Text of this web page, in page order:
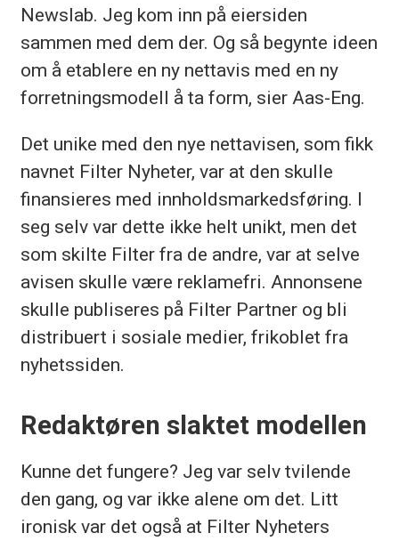
Newslab. Jeg kom inn på eiersiden
sammen med dem der. Og så begynte ideen
om å etablere en ny nettavis med en ny
forretningsmodell å ta form, sier Aas-Eng.
Det unike med den nye nettavisen, som fikk
navnet Filter Nyheter, var at den skulle
finansieres med innholdsmarkedsføring. I
seg selv var dette ikke helt unikt, men det
som skilte Filter fra de andre, var at selve
avisen skulle være reklamefri. Annonsene
skulle publiseres på Filter Partner og bli
distribuert i sosiale medier, frikoblet fra
nyhetssiden.
Redaktøren slaktet modellen
Kunne det fungere? Jeg var selv tvilende
den gang, og var ikke alene om det. Litt
ironisk var det også at Filter Nyheters